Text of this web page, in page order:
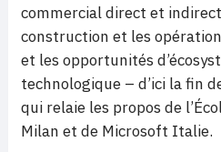
commercial direct et
construction et les
et les opportunités
technologique – d’ici la fin
qui relaie les propos de
Milan et de Microsoft Italie.